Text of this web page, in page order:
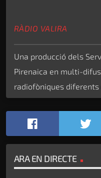
RÀDIO VALIRA
Una producció dels
Pirenaica en multi-
radiofòniques diferents
ARA EN DIRECTE